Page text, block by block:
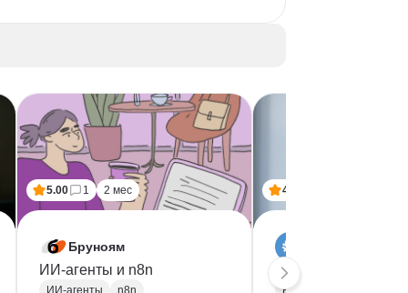
5.00 1 2 мес
Бруноям
ИИ-агенты и n8n
ИИ-агенты
n8n
4.80
Бизнес-аналитик
Бизнес аналитика